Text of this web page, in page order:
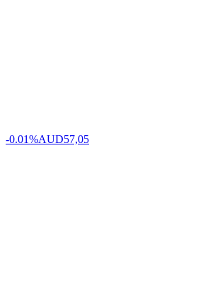
-0.01%AUD57,05